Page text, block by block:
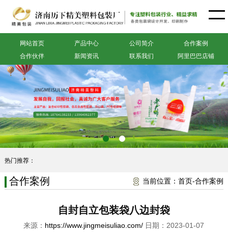
网站首页 产品中心 公司简介
合作案例
合作伙伴
新闻资讯 联系我们 阿里巴巴店铺
热门推荐：
合作案例 当前位置：首页-合作案例
自封自立包装袋八边封袋
来源： https://www.jingmeisuliao.com/ 日期：2023-01-07